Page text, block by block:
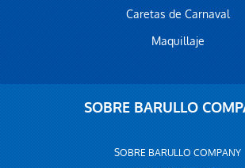
Caretas de Carnaval
Maquillaje
SOBRE BARULLO
SOBRE BARULLO COMPANY